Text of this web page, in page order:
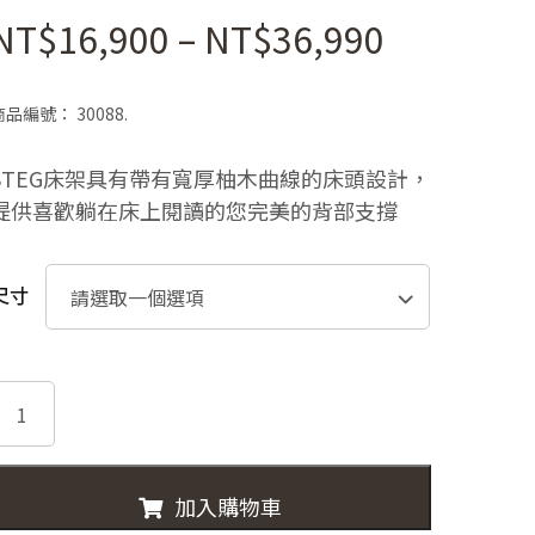
16,900 – NT$36,990
圍：
到
品編號： 30088.
床架具有帶有寬厚柚木曲線的床頭設計，
供喜歡躺在床上閱讀的您完美的背部支撐
寸
加入購物車